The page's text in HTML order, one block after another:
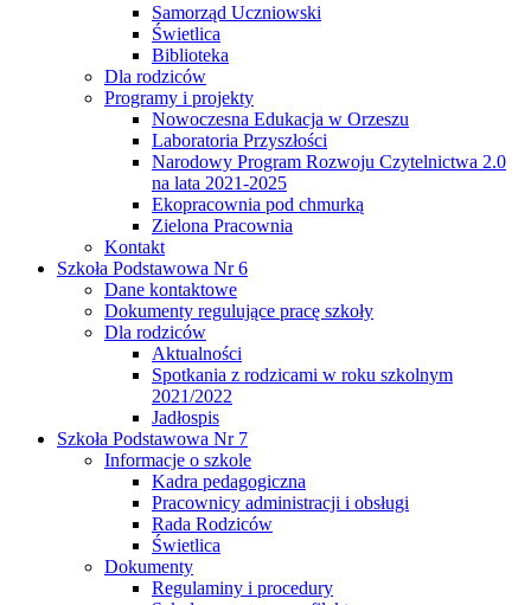
Samorząd Uczniowski
Świetlica
Biblioteka
Dla rodziców
Programy i projekty
Nowoczesna Edukacja w Orzeszu
Laboratoria Przyszłości
Narodowy Program Rozwoju Czytelnictwa 2.0
na lata 2021-2025
Ekopracownia pod chmurką
Zielona Pracownia
Kontakt
Szkoła Podstawowa Nr 6
Dane kontaktowe
Dokumenty regulujące pracę szkoły
Dla rodziców
Aktualności
Spotkania z rodzicami w roku szkolnym
2021/2022
Jadłospis
Szkoła Podstawowa Nr 7
Informacje o szkole
Kadra pedagogiczna
Pracownicy administracji i obsługi
Rada Rodziców
Świetlica
Dokumenty
Regulaminy i procedury